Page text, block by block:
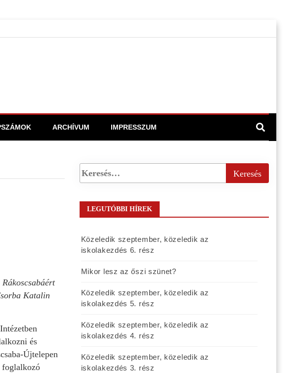
ARCHÍVUM IMPRESSZUM
Katalin
és
Újtelepen
foglalkozó
LEGUTÓBBI HÍREK
Közeledik szeptember, közeledik az
iskolakezdés 6. rész
Mikor lesz az őszi szünet?
Közeledik szeptember, közeledik az
iskolakezdés 5. rész
Közeledik szeptember, közeledik az
iskolakezdés 4. rész
Közeledik szeptember, közeledik az
iskolakezdés 3. rész